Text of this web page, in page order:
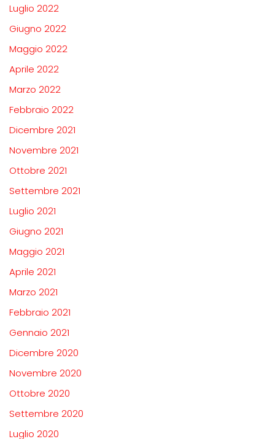
Luglio 2022
Giugno 2022
Maggio 2022
Aprile 2022
Marzo 2022
Febbraio 2022
Dicembre 2021
Novembre 2021
Ottobre 2021
Settembre 2021
Luglio 2021
Giugno 2021
Maggio 2021
Aprile 2021
Marzo 2021
Febbraio 2021
Gennaio 2021
Dicembre 2020
Novembre 2020
Ottobre 2020
Settembre 2020
Luglio 2020